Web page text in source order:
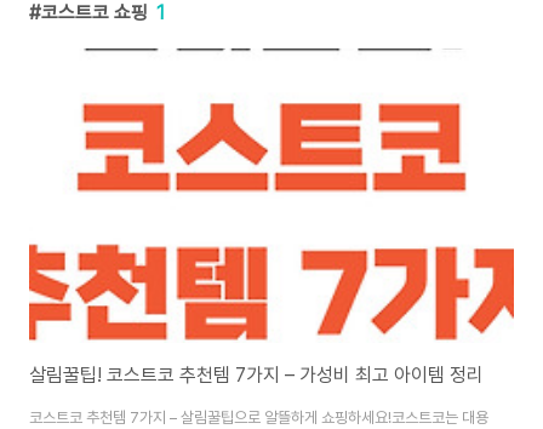
코스트코 쇼핑 1
살림꿀팁! 코스트코 추천템 7가지 – 가성비 최고 아이템 정리
코스트코 추천템 7가지 – 살림꿀팁으로 알뜰하게 쇼핑하세요!코스트코는 대용